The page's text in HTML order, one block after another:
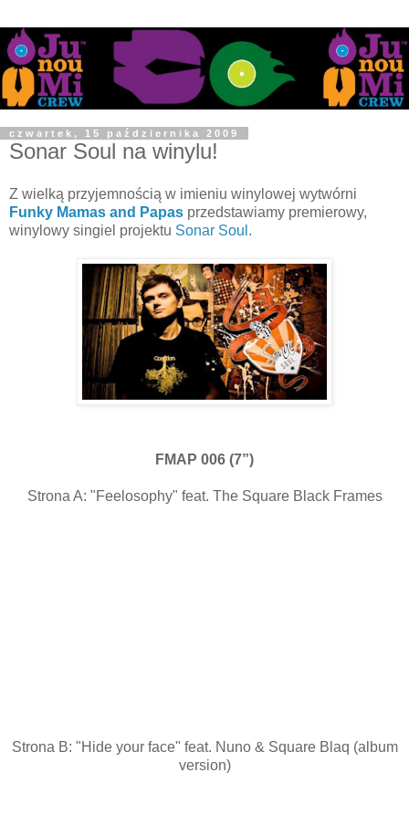
czwartek, 15 października 2009
Sonar Soul na winylu!
Z wielką przyjemnością w imieniu winylowej wytwórni
Funky Mamas and Papas przedstawiamy premierowy,
winylowy singiel projektu Sonar Soul .
FMAP 006 (7”)
Strona A: "Feelosophy" feat. The Square Black Frames
Strona B: "Hide your face" feat. Nuno & Square Blaq (album
version)